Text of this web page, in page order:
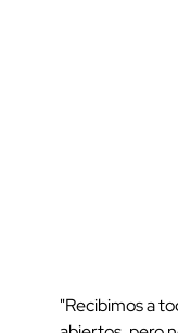
"Recibimos a